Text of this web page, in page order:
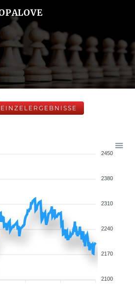
EINZELERGEBNISSE
2450
2380
2310
2240
2170
2100